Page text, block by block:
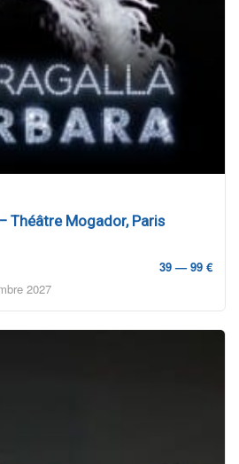
Théâtre Mogador, Paris
39 — 99 €
2027